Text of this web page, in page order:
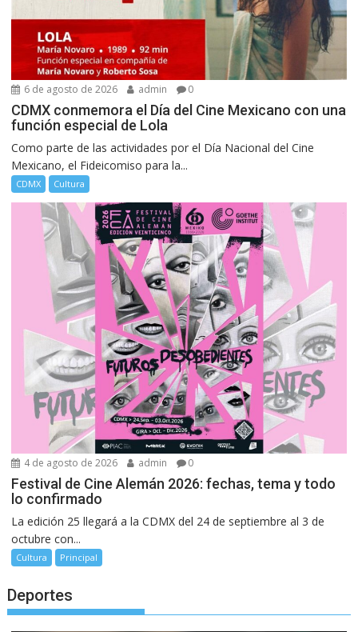
6 de agosto de 2026 admin 0
CDMX conmemora el Día del Cine Mexicano con una
función especial de Lola
Como parte de las actividades por el Día Nacional del Cine
Mexicano, el Fideicomiso para la...
CDMX Cultura
4 de agosto de 2026 admin 0
Festival de Cine Alemán 2026: fechas, tema y todo
lo confirmado
La edición 25 llegará a la CDMX del 24 de septiembre al 3 de
octubre con...
Cultura Principal
Deportes